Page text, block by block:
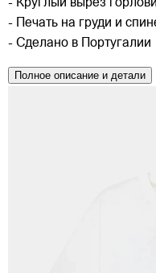
- Круглый вырез
- Печать на груди и
- Сделано в Португалии
Полное описание и детали